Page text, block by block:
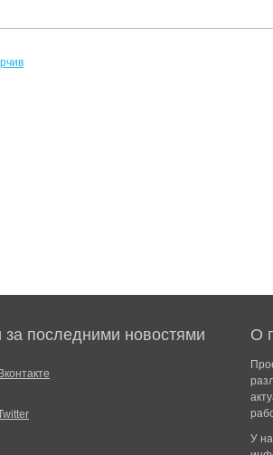
последними новостями
Вконтакте
О
У